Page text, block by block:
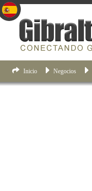
Inicio Negocios